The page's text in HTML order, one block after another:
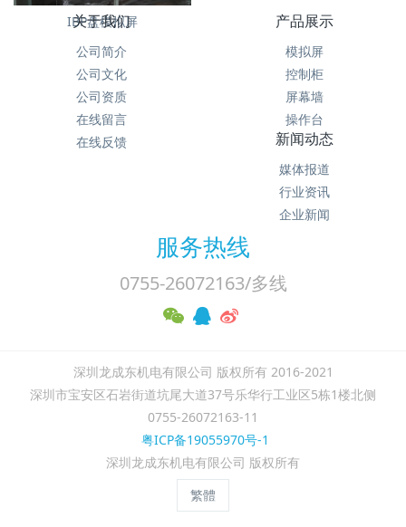
IBP盘模拟屏
关于我们
公司简介
公司文化
公司资质
在线留言
在线反馈
产品展示
模拟屏
控制柜
屏幕墙
操作台
新闻动态
媒体报道
行业资讯
企业新闻
服务热线
0755-26072163/多线
深圳龙成东机电有限公司 版权所有 2016-2021
深圳市宝安区石岩街道坑尾大道37号乐华行工业区5栋1楼北侧
0755-26072163-11
粤ICP备19055970号-1
深圳龙成东机电有限公司 版权所有
繁體